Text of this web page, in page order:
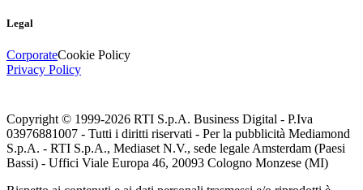
Legal
CorporateCookie Policy
Privacy Policy
Copyright © 1999-2026 RTI S.p.A. Business Digital - P.Iva
03976881007 - Tutti i diritti riservati - Per la pubblicità Mediamond
S.p.A. - RTI S.p.A., Mediaset N.V., sede legale Amsterdam (Paesi
Bassi) - Uffici Viale Europa 46, 20093 Cologno Monzese (MI)